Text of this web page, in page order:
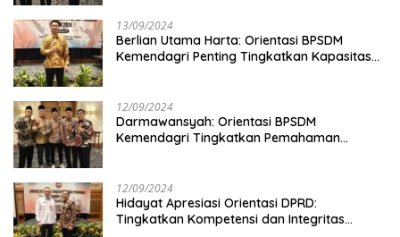
13/09/2024
Berlian Utama Harta: Orientasi BPSDM
Kemendagri Penting Tingkatkan Kapasitas
12/09/2024
Darmawansyah: Orientasi BPSDM
Kemendagri Tingkatkan Pemahaman
12/09/2024
Hidayat Apresiasi Orientasi DPRD:
Tingkatkan Kompetensi dan Integritas